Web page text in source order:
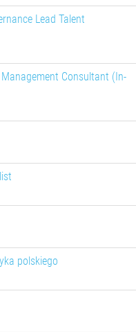
Lead Talent
Consultant (In-
polskiego